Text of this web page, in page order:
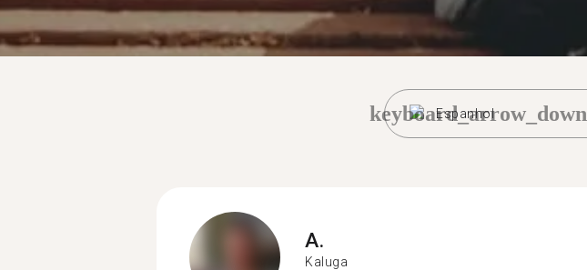
Espanhol
keyboard_arrow_down
A.
Kaluga